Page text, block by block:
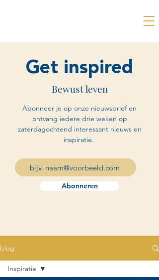
Get inspired
Bewust leven
Abonneer je op onze nieuwsbrief en
ontvang iedere drie weken op
zaterdagochtend interessant nieuws en
inspiratie.
Abonneren
blog
Inspiratie